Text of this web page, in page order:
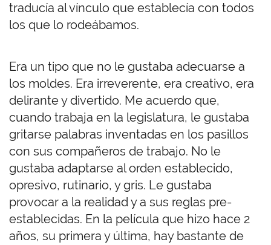
traducía al vínculo que establecía con todos
los que lo rodeábamos.
Era un tipo que no le gustaba adecuarse a
los moldes. Era irreverente, era creativo, era
delirante y divertido. Me acuerdo que,
cuando trabaja en la legislatura, le gustaba
gritarse palabras inventadas en los pasillos
con sus compañeros de trabajo. No le
gustaba adaptarse al orden establecido,
opresivo, rutinario, y gris. Le gustaba
provocar a la realidad y a sus reglas pre-
establecidas. En la película que hizo hace 2
años, su primera y última, hay bastante de